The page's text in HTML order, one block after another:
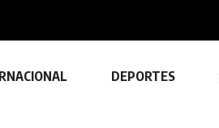
DEPORTES